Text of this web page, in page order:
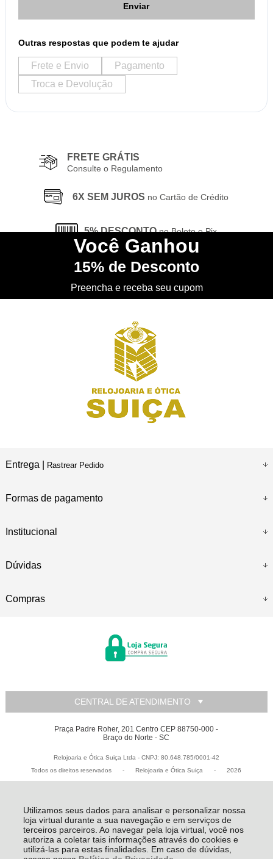
Utilizamos seus dados para analisar e personalizar nossa
loja virtual durante a sua navegação e em serviços de
terceiros parceiros. Ao navegar pela loja virtual, você nos
autoriza a coletar tais informações através do cookies e
utilizá-las para estas finalidades. Em caso de dúvidas,
Enviar
Outras respostas que podem te ajudar
Frete e Envio
Pagamento
Troca e Devolução
FRETE GRÁTIS
Consulte o Regulamento
6X SEM JUROS no Cartão de Crédito
5% DESCONTO no Boleto e Pix
CONHEÇA nossa Loja Física
Você Ganhou
15% de Desconto
Preencha e receba seu cupom
Entrega | Rastrear Pedido
Formas de pagamento
Institucional
Dúvidas
Compras
CENTRAL DE ATENDIMENTO
Praça Padre Roher, 201 Centro CEP 88750-000 -
Braço do Norte - SC
Relojoaria e Ótica Suiça Ltda - CNPJ: 80.648.785/0001-42
Todos os direitos reservados
- Relojoaria e Ótica Suiça - 2026